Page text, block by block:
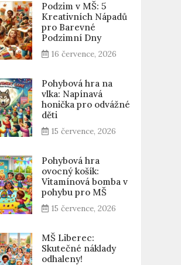
Podzim v MŠ: 5
Kreativních Nápadů
pro Barevné
Podzimní Dny
16 července, 2026
Pohybová hra na
vlka: Napínavá
honička pro odvážné
děti
15 července, 2026
Pohybová hra
ovocný košík:
Vitamínová bomba v
pohybu pro MŠ
15 července, 2026
MŠ Liberec:
Skutečné náklady
odhaleny!